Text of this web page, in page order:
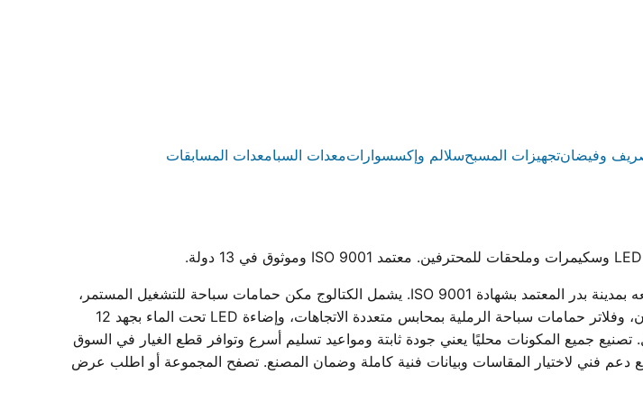
وفيضانتجهيزات المسبحسلالم وإكسسواراتمعدات السبامعدات المسابقات
ووترستار مصنع مصري متخصص في إنتاج معدات حمامات سباحة متكاملة داخل مصنعه بمدينة بدر المعتمد بشهادة ISO 9001. يشمل الكتالوج مكن حمامات سباحة للتشغيل المستمر،
وطلمبات حمامات سباحة (مضخات) أحادية وثلاثية الطور بقدرات من 0.75 إلى 3 حصان، وفلاتر حمامات سباحة الرملية بمحابس متعددة الاتجاهات، وإضاءة LED تحت الماء بجهد 12
جميع المكونات محليًا يعني جودة ثابتة ومواعيد تسليم أسرع وتوافر قطع الغيار في السوق
الانتظار للاستيراد. تُستخدم منتجات ووترستار في أكثر من 13 دولة، مع دعم فني لاختيار المقاسات وبيانات فنية كاملة وضمان المصنع. تصفح المجموعة أو اطلب عرض